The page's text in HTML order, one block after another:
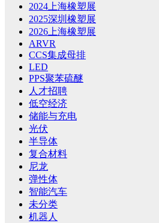
2024上海橡塑展
2025深圳橡塑展
2026上海橡塑展
ARVR
CCS集成母排
LED
PPS聚苯硫醚
人才招聘
低空经济
储能与充电
光伏
半导体
复合材料
尼龙
弹性体
智能汽车
未分类
机器人